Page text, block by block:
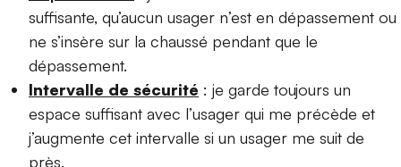
suffisante, qu’aucun usager n’est en dépassement ou
ne s’insère sur la chaussé pendant que le
dépassement.
Intervalle de sécurité : je garde toujours un
espace suffisant avec l’usager qui me précède et
j’augmente cet intervalle si un usager me suit de
près.